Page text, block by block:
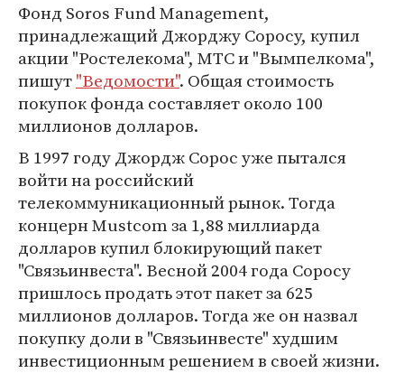
Фонд Soros Fund Management,
принадлежащий Джорджу Соросу, купил
акции "Ростелекома", МТС и "Вымпелкома",
пишут"Ведомости". Общая стоимость
покупок фонда составляет около 100
миллионов долларов.
В 1997 году Джордж Сорос уже пытался
войти на российский
телекоммуникационный рынок. Тогда
концерн Mustcom за 1,88 миллиарда
долларов купил блокирующий пакет
"Связьинвеста". Весной 2004 года Соросу
пришлось продать этот пакет за 625
миллионов долларов. Тогда же он назвал
покупку доли в "Связьинвесте" худшим
инвестиционным решением в своей жизни.